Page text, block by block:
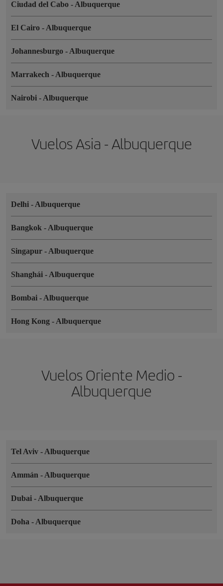
Ciudad del Cabo - Albuquerque
El Cairo - Albuquerque
Johannesburgo - Albuquerque
Marrakech - Albuquerque
Nairobi - Albuquerque
Vuelos Asia - Albuquerque
Delhi - Albuquerque
Bangkok - Albuquerque
Singapur - Albuquerque
Shanghái - Albuquerque
Bombai - Albuquerque
Hong Kong - Albuquerque
Vuelos Oriente Medio -
Albuquerque
Tel Aviv - Albuquerque
Ammán - Albuquerque
Dubai - Albuquerque
Doha - Albuquerque